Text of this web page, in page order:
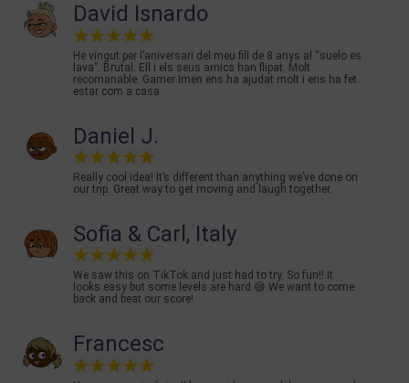
David Isnardo
He vingut per l’aniversari del meu fill de 8 anys al “suelo es
lava”. Brutal. Ell i els seus amics han flipat. Molt
recomanable. Gamer Imen ens ha ajudat molt i ens ha fet
estar com a casa
Daniel J.
Really cool idea! It’s different than anything we’ve done on
our trip. Great way to get moving and laugh together.
Sofia & Carl, Italy
We saw this on TikTok and just had to try. So fun!! It
looks easy but some levels are hard 😅 We want to come
back and beat our score!
Francesc